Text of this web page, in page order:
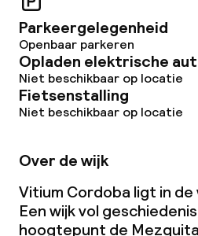
Parkeergelegenheid
Openbaar parkeren
Opladen elektrische
Niet beschikbaar op locatie
Fietsenstalling
Niet beschikbaar op locatie
Over de wijk
Vitium Cordoba ligt in de
Een wijk vol
hoogtepunt de